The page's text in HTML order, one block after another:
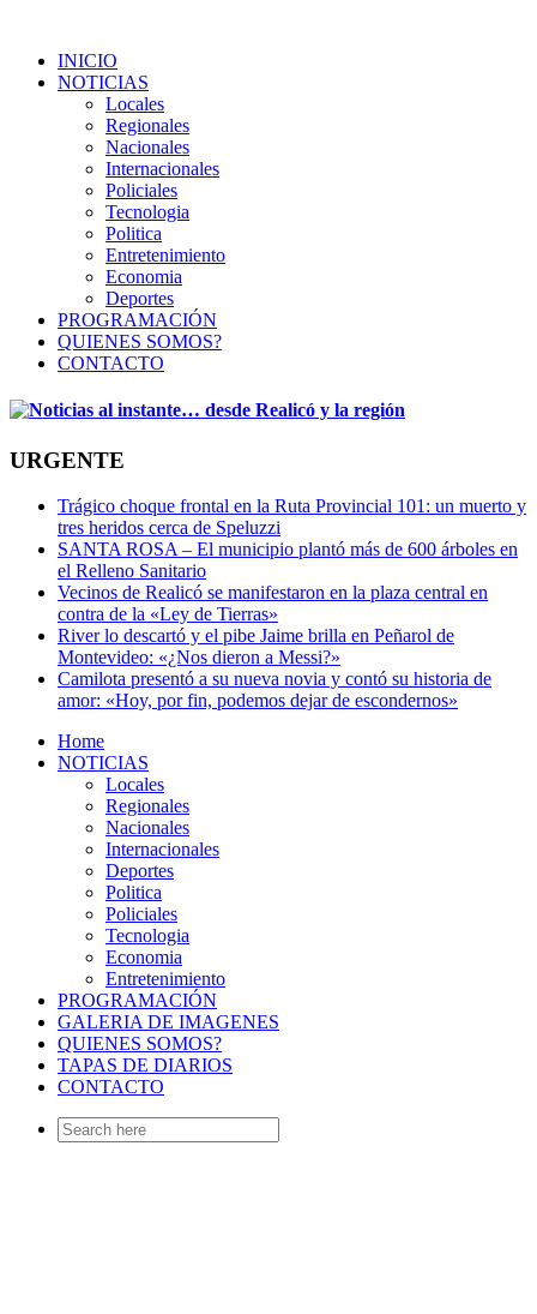
INICIO
NOTICIAS
Locales
Regionales
Nacionales
Internacionales
Policiales
Tecnologia
Politica
Entretenimiento
Economia
Deportes
PROGRAMACIÓN
QUIENES SOMOS?
CONTACTO
URGENTE
Trágico choque frontal en la Ruta Provincial 101: un muerto y
tres heridos cerca de Speluzzi
SANTA ROSA – El municipio plantó más de 600 árboles en
el Relleno Sanitario
Vecinos de Realicó se manifestaron en la plaza central en
contra de la «Ley de Tierras»
River lo descartó y el pibe Jaime brilla en Peñarol de
Montevideo: «¿Nos dieron a Messi?»
Camilota presentó a su nueva novia y contó su historia de
amor: «Hoy, por fin, podemos dejar de escondernos»
Home
NOTICIAS
Locales
Regionales
Nacionales
Internacionales
Deportes
Politica
Policiales
Tecnologia
Economia
Entretenimiento
PROGRAMACIÓN
GALERIA DE IMAGENES
QUIENES SOMOS?
TAPAS DE DIARIOS
CONTACTO
Search
for: